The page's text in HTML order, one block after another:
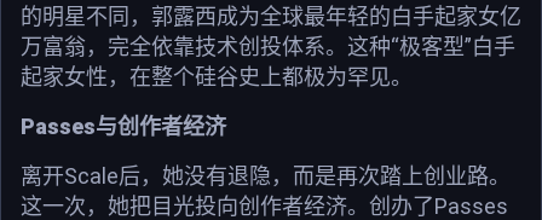
的明星不同，郭露西成为全球最年轻的白手起家女亿
万富翁，完全依靠技术创投体系。这种“极客型”白手
起家女性，在整个硅谷史上都极为罕见。
Passes与创作者经济
离开Scale后，她没有退隐，而是再次踏上创业路。
这一次，她把目光投向创作者经济。创办了Passes